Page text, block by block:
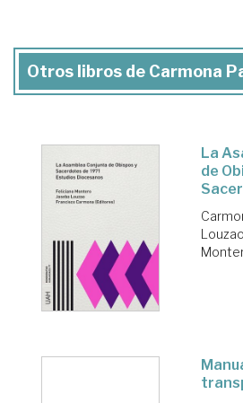
Otros libros de Carmona
La
de